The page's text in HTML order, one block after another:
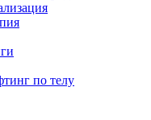
по телу